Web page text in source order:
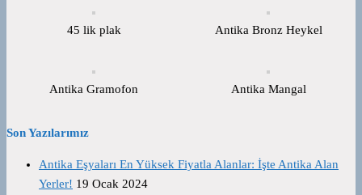
45 lik plak Antika Bronz Heykel
Antika Gramofon Antika Mangal
Son Yazılarımız
Antika Eşyaları En Yüksek Fiyatla Alanlar: İşte Antika Alan
Yerler! 19 Ocak 2024